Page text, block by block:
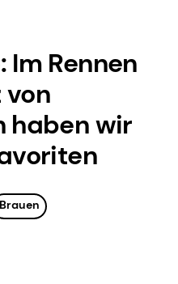
Im Rennen
von
haben wir
Brauen